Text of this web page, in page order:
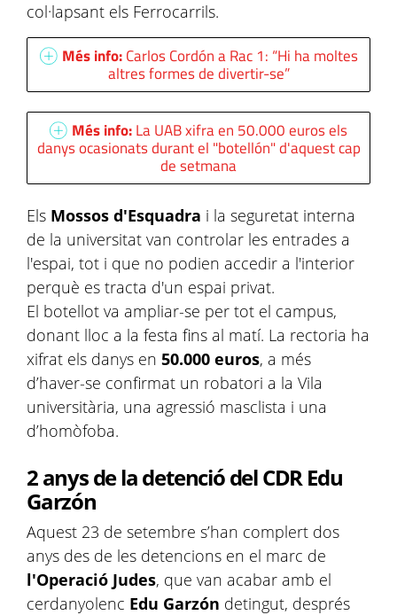
col·lapsant els Ferrocarrils.
Més info:Carlos Cordón a Rac 1: “Hi ha moltes
altres formes de divertir-se”
Més info:La UAB xifra en 50.000 euros els
danys ocasionats durant el "botellón" d'aquest cap
de setmana
Els Mossos d'Esquadra i la seguretat interna
de la universitat van controlar les entrades a
l'espai, tot i que no podien accedir a l'interior
perquè es tracta d'un espai privat.
El botellot va ampliar-se per tot el campus,
donant lloc a la festa fins al matí. La rectoria ha
xifrat els danys en 50.000 euros, a més
d’haver-se confirmat un robatori a la Vila
universitària, una agressió masclista i una
d’homòfoba.
2 anys de la detenció del CDR Edu
Garzón
Aquest 23 de setembre s’han complert dos
anys des de les detencions en el marc de
l'Operació Judes, que van acabar amb el
cerdanyolenc Edu Garzón detingut, després